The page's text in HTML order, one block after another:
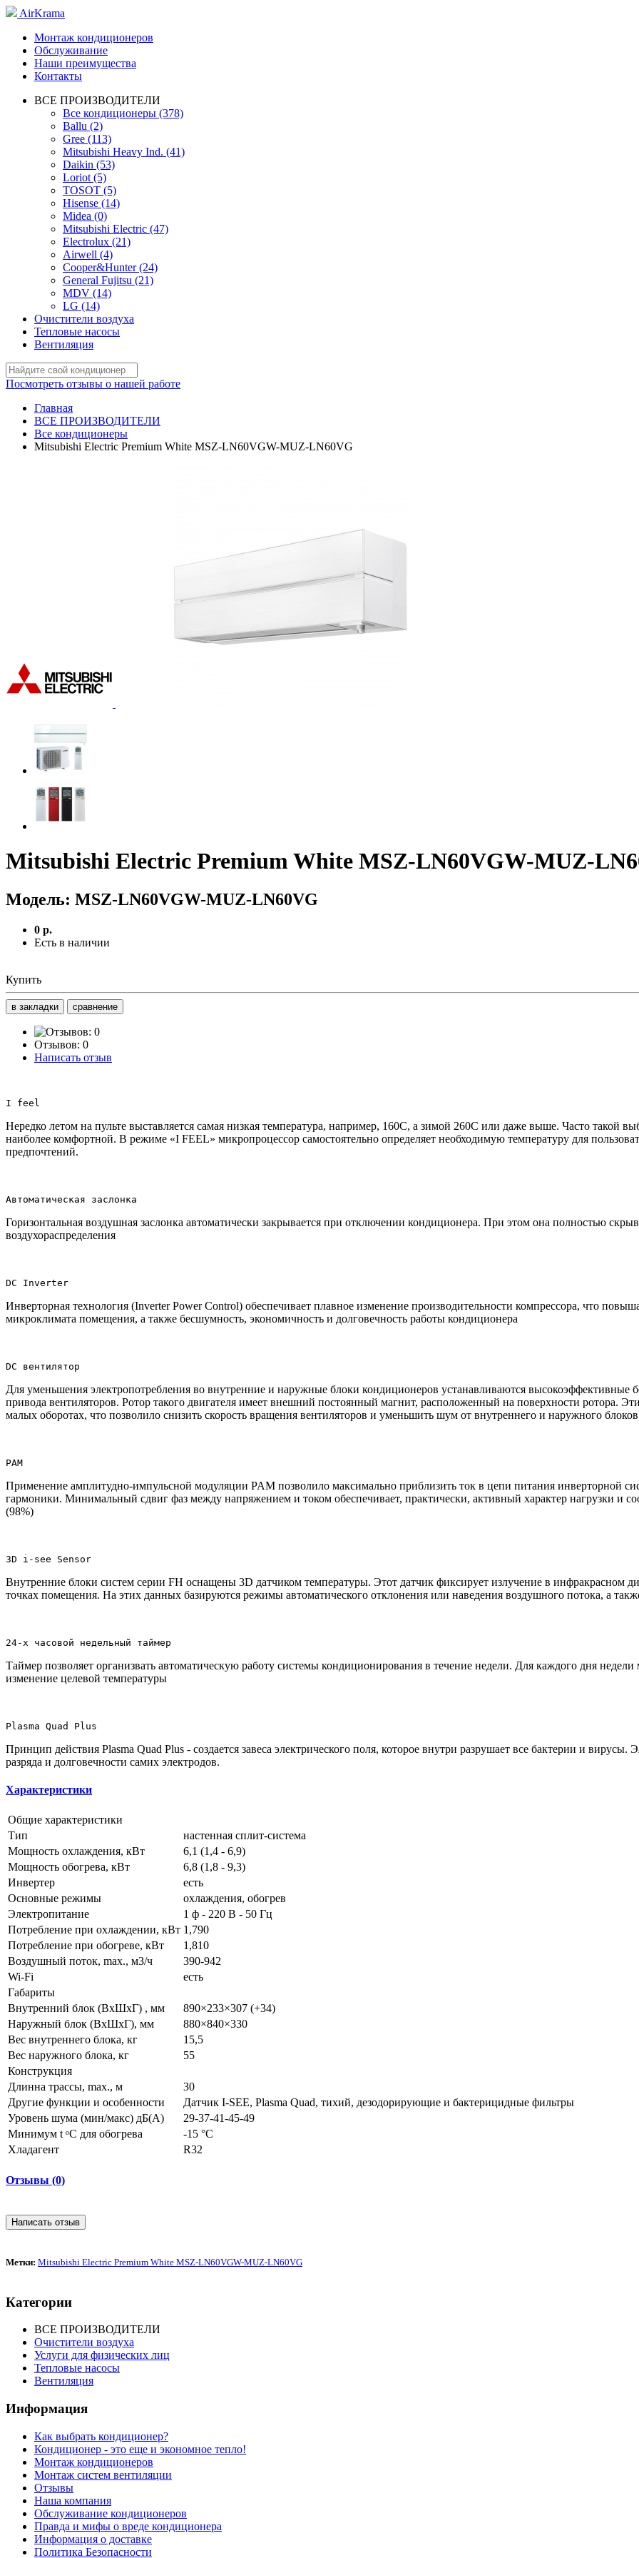
AirKrama
Монтаж кондиционеров
Обслуживание
Наши преимущества
Контакты
ВСЕ ПРОИЗВОДИТЕЛИ
Все кондиционеры (378)
Ballu (2)
Gree (113)
Mitsubishi Heavy Ind. (41)
Daikin (53)
Loriot (5)
TOSOT (5)
Hisense (14)
Midea (0)
Mitsubishi Electric (47)
Electrolux (21)
Airwell (4)
Cooper&Hunter (24)
General Fujitsu (21)
MDV (14)
LG (14)
Очистители воздуха
Тепловые насосы
Вентиляция
Посмотреть отзывы о нашей работе
Главная
ВСЕ ПРОИЗВОДИТЕЛИ
Все кондиционеры
Mitsubishi Electric Premium White MSZ-LN60VGW-MUZ-LN60VG
Mitsubishi Electric Premium White MSZ-LN60VGW-MUZ-
Модель: MSZ-LN60VGW-MUZ-LN60VG
0 р.
Есть в наличии
Купить
в закладки сравнение
Отзывов: 0
Написать отзыв
I feel
Нередко летом на пульте выставляется самая низкая температура, например, 160С, а зимой 260С или даже выше. Часто такой
наиболее комфортной. В режиме «I FEEL» микропроцессор самостоятельно определяет необходимую температуру для
предпочтений.
Автоматическая заслонка
Горизонтальная воздушная заслонка автоматически закрывается при отключении кондиционера. При этом она полностью
воздухораспределения
DC Inverter
Инверторная технология (Inverter Power Control) обеспечивает плавное изменение производительности компрессора, что
микроклимата помещения, а также бесшумность, экономичность и долговечность работы кондиционера
DC вентилятор
Для уменьшения электропотребления во внутренние и наружные блоки кондиционеров устанавливаются высокоэффективные
привода вентиляторов. Ротор такого двигателя имеет внешний постоянный магнит, расположенный на поверхности ротора.
малых оборотах, что позволило снизить скорость вращения вентиляторов и уменьшить шум от внутреннего и наружного блоков
PAM
Применение амплитудно-импульсной модуляции PAM позволило максимально приблизить ток в цепи питания инверторной
гармоники. Минимальный сдвиг фаз между напряжением и током обеспечивает, практически, активный характер нагрузки и
(98%)
3D i-see Sensor
Внутренние блоки систем серии FH оснащены 3D датчиком температуры. Этот датчик фиксирует излучение в инфракрасном
точках помещения. На этих данных базируются режимы автоматического отклонения или наведения воздушного потока, а
24-х часовой недельный таймер
Таймер позволяет организвать автоматическую работу системы кондиционирования в течение недели. Для каждого дня
изменение целевой температуры
Plasma Quad Plus
Принцип действия Plasma Quad Рlus - создается завеса электрического поля, которое внутри разрушает все бактерии и
разряда и долговечности самих электродов.
Характеристики
Общие характеристики
Тип
настенная сплит-система
Мощность охлаждения, кВт
6,1 (1,4 - 6,9)
Мощность обогрева, кВт
6,8 (1,8 - 9,3)
Инвертер
есть
Основные режимы
охлаждения, обогрев
Электропитание
1 ф - 220 В - 50 Гц
Потребление при охлаждении, кВт 1,790
Потребление при обогреве, кВт
1,810
Воздушный поток, max., м3/ч
390-942
Wi-Fi
есть
Габариты
Внутренний блок (ВхШхГ) , мм
890×233×307 (+34)
Наружный блок (ВхШхГ), мм
880×840×330
Вес внутреннего блока, кг
15,5
Вес наружного блока, кг
55
Конструкция
Длинна трассы, max., м
30
Другие функции и особенности
Датчик I-SEE, Plasma Quad, тихий, дезодорирующие и бактерицидные фильтры
Уровень шума (мин/макс) дБ(А)
29-37-41-45-49
Минимум t ᵒC для обогрева
-15 °C
Хладагент
R32
Отзывы (0)
Написать отзыв
Метки: Mitsubishi Electric Premium White MSZ-LN60VGW-MUZ-LN60VG
Категории
ВСЕ ПРОИЗВОДИТЕЛИ
Очистители воздуха
Услуги для физических лиц
Тепловые насосы
Вентиляция
Информация
Как выбрать кондиционер?
Кондиционер - это еще и экономное тепло!
Монтаж кондиционеров
Монтаж систем вентиляции
Отзывы
Наша компания
Обслуживание кондиционеров
Правда и мифы о вреде кондиционера
Информация о доставке
Политика Безопасности